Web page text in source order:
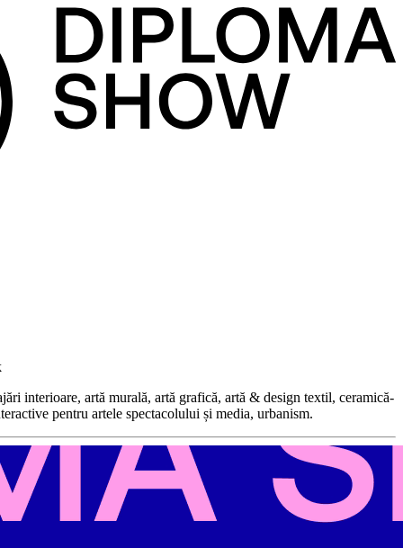
interioare, artă murală, artă grafică, artă & design textil, ceramică-
pentru artele spectacolului și media, urbanism.